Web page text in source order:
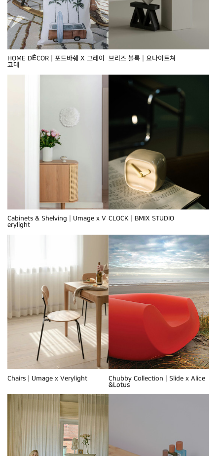
HOME DÉCOR┃포드바쉐 X 그레이
코데
브리즈 블록┃요나이트쳐
Cabinets & Shelving┃Umage x V
erylight
CLOCK┃BMIX STUDIO
Chairs┃Umage x Verylight
Chubby Collection┃Slide x Alice
&Lotus